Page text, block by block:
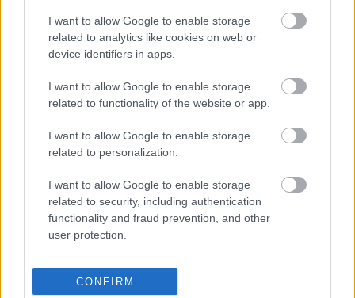
I want to allow Google to enable storage
related to analytics like cookies on web or
device identifiers in apps.
I want to allow Google to enable storage
related to functionality of the website or app.
I want to allow Google to enable storage
related to personalization.
I want to allow Google to enable storage
related to security, including authentication
functionality and fraud prevention, and other
user protection.
CONFIRM
han sido dos bajas en LaLiga en el mercado invernal, Bryan
Zaragoza y Enes Ünal. Los dos futbolistas salieron de
Granada y Getafe en el último día de mercado y fueron
sus plantillas.
en febrero. Aquí el Top 10 de ventas de enero:
2. Enes Ünal
3. Isco Alarcón (Betis)
5. Ivan Rakitic